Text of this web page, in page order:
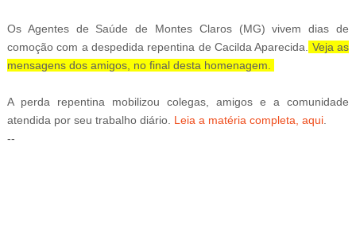
Os Agentes de Saúde de Montes Claros (MG) vivem dias de
comoção com a despedida repentina de Cacilda Aparecida. Veja as
mensagens dos amigos, no final desta homenagem.
A perda repentina mobilizou colegas, amigos e a comunidade
atendida por seu trabalho diário. Leia a matéria completa, aqui.
--